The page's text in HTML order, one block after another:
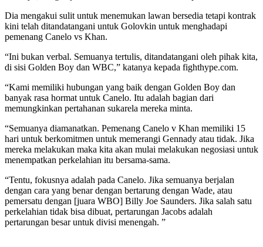
Dia mengakui sulit untuk menemukan lawan bersedia tetapi kontrak
kini telah ditandatangani untuk Golovkin untuk menghadapi
pemenang Canelo vs Khan.
“Ini bukan verbal. Semuanya tertulis, ditandatangani oleh pihak kita,
di sisi Golden Boy dan WBC,” katanya kepada fighthype.com.
“Kami memiliki hubungan yang baik dengan Golden Boy dan
banyak rasa hormat untuk Canelo. Itu adalah bagian dari
memungkinkan pertahanan sukarela mereka minta.
“Semuanya diamanatkan. Pemenang Canelo v Khan memiliki 15
hari untuk berkomitmen untuk memerangi Gennady atau tidak. Jika
mereka melakukan maka kita akan mulai melakukan negosiasi untuk
menempatkan perkelahian itu bersama-sama.
“Tentu, fokusnya adalah pada Canelo. Jika semuanya berjalan
dengan cara yang benar dengan bertarung dengan Wade, atau
pemersatu dengan [juara WBO] Billy Joe Saunders. Jika salah satu
perkelahian tidak bisa dibuat, pertarungan Jacobs adalah
pertarungan besar untuk divisi menengah. ”